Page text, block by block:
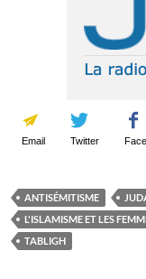
Email Twitter
ANTISÉMITISME
L'ISLAMISME ET LES
TABLIGH